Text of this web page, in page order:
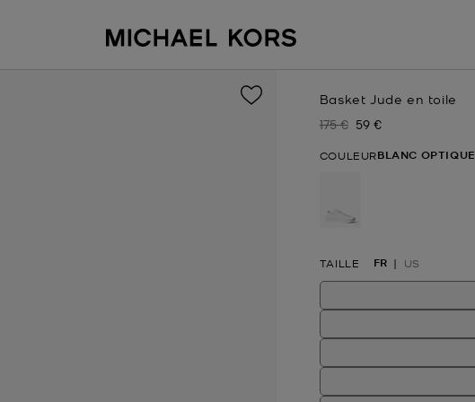
Basket Jude en toile
Prix initial
175 € Prix actuel
59 €
COULEURBLANC OPTIQUE
TAILLE FR US